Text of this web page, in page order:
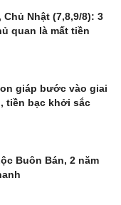
Nhật (7,8,9/8): 3
quan là mất tiền
giáp bước vào giai
tiền bạc khởi sắc
Buôn Bán, 2 năm